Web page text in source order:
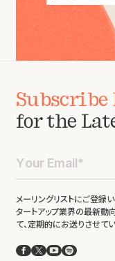
Subscribe
for the
メーリングリストにご登録
タートアップ業界の最新動
て、定期的にお送りさせてい
Facebook
X YouTube
Spotify